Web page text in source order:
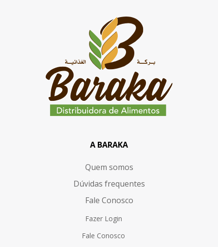
A BARAKA
Quem somos
Dúvidas frequentes
Fale Conosco
Fazer Login
Fale Conosco